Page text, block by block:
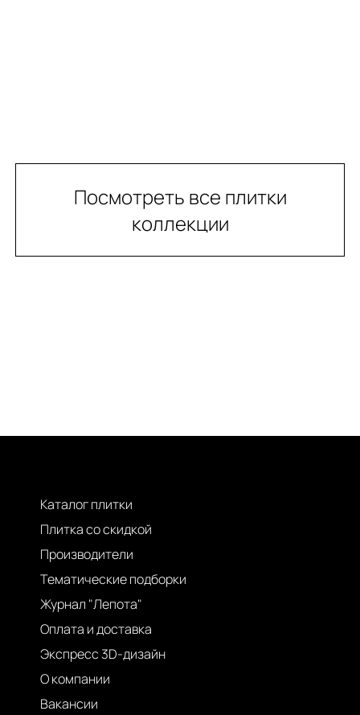
Посмотреть все плитки
коллекции
Каталог плитки
Плитка со скидкой
Производители
Тематические подборки
Журнал "Лепота"
Оплата и доставка
Экспресс 3D-дизайн
О компании
Вакансии